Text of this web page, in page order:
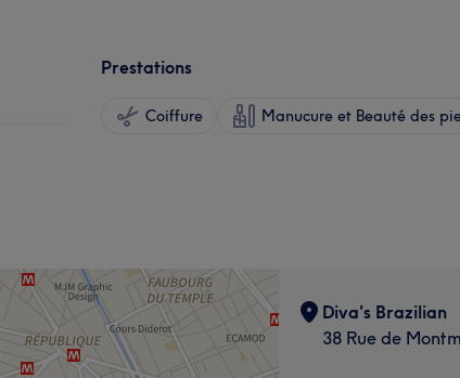
Prestations
Coiffure Manucure et Beauté des
Diva's Brazilian
38 Rue de